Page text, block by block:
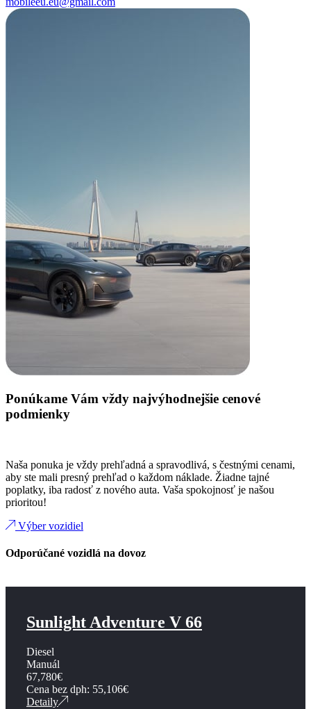
Ponúkame Vám vždy najvýhodnejšie cenové
podmienky
Naša ponuka je vždy prehľadná a spravodlivá, s čestnými cenami,
aby ste mali presný prehľad o každom náklade. Žiadne tajné
poplatky, iba radosť z nového auta. Vaša spokojnosť je našou
prioritou!
Výber vozidiel
Odporúčané vozidlá na dovoz
Sunlight Adventure V 66
Diesel
Manuál
67,780€
Cena bez dph: 55,106€
Detaily